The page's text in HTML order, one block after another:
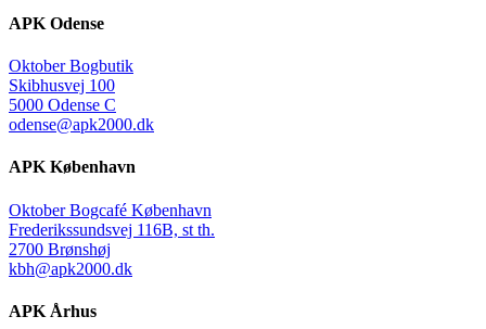
APK Odense
Oktober Bogbutik
Skibhusvej 100
5000 Odense C
odense@apk2000.dk
APK København
Oktober Bogcafé København
Frederikssundsvej 116B, st th.
2700 Brønshøj
kbh@apk2000.dk
APK Århus